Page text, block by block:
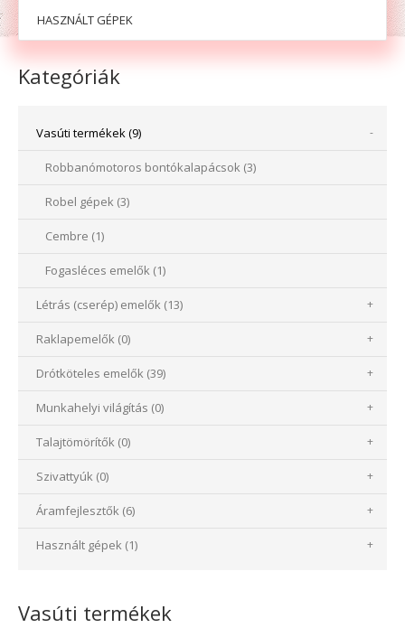
HASZNÁLT GÉPEK
Kategóriák
Vasúti termékek (9) -
Robbanómotoros bontókalapácsok (3)
Robel gépek (3)
Cembre (1)
Fogasléces emelők (1)
Létrás (cserép) emelők (13) +
Raklapemelők (0) +
Drótköteles emelők (39) +
Munkahelyi világítás (0) +
Talajtömörítők (0) +
Szivattyúk (0) +
Áramfejlesztők (6) +
Használt gépek (1) +
Vasúti termékek